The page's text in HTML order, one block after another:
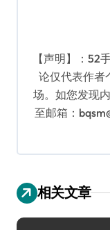
【声明】：52
论仅代表作者
场。如您发现
至邮箱：
相关文章